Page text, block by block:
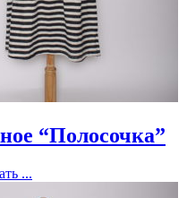
“Полосочка”
...